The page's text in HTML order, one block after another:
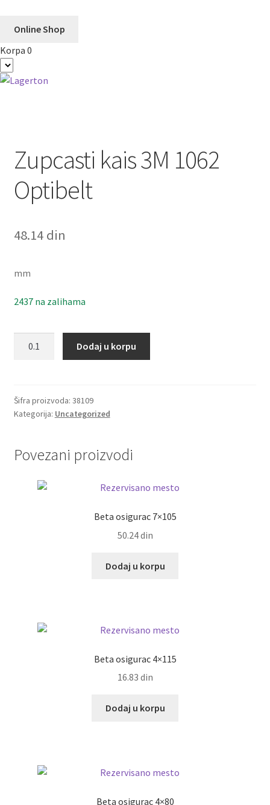
Online Shop
Korpa 0
Zupcasti kais 3M 1062
Optibelt
48.14 din
mm
2437 na zalihama
Optibelt
količina
Dodaj u korpu
Šifra proizvoda: 38109
Kategorija: Uncategorized
Povezani proizvodi
Beta osigurac 7×105
50.24din
Dodaj u korpu
Beta osigurac 4×115
16.83 din
Dodaj u korpu
Beta osigurac 4×80